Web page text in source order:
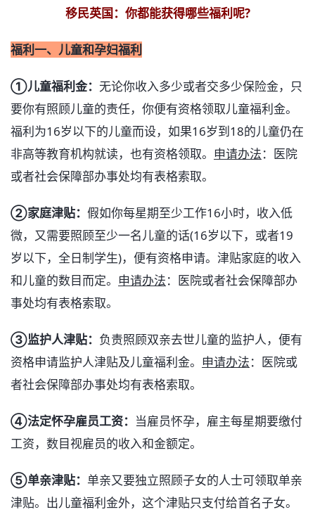
移民英国：你都能获得哪些福利呢?
福利一、儿童和孕妇福利
➀儿童福利金： 无论你收入多少或者交多少保险金，只
要你有照顾儿童的责任，你便有资格领取儿童福利金。
福利为16岁以下的儿童而设，如果16岁到18的儿童仍在
非高等教育机构就读，也有资格领取。 申请办法：医院
或者社会保障部办事处均有表格索取。
➁家庭津贴： 假如你每星期至少工作16小时，收入低
微，又需要照顾至少一名儿童的话(16岁以下，或者19
岁以下，全日制学生)，便有资格申请。津贴家庭的收入
和儿童的数目而定。 申请办法：医院或者社会保障部办
事处均有表格索取。
➂监护人津贴： 负责照顾双亲去世儿童的监护人，便有
资格申请监护人津贴及儿童福利金。 申请办法：医院或
者社会保障部办事处均有表格索取。
➃法定怀孕雇员工资： 当雇员怀孕，雇主每星期要缴付
工资，数目视雇员的收入和金额定。
➄单亲津贴： 单亲又要独立照顾子女的人士可领取单亲
津贴。出儿童福利金外，这个津贴只支付给首名子女。